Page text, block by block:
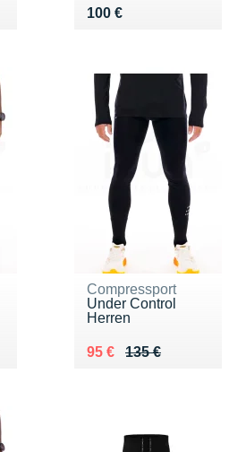
100 €
Vendu 100 €
Compressport
Under Control
Herren
135 €
Au lieu de 135 €
95 €
Vendu 95 €